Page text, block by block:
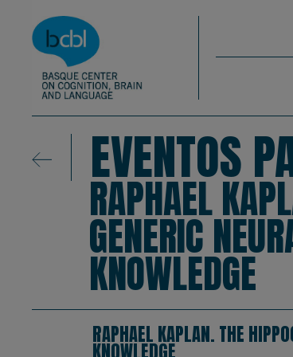
Basque Center on Cognition,
EVENTOS
RAPHAEL
GENERIC
KNOWLEDGE
RAPHAEL KAPLAN. THE